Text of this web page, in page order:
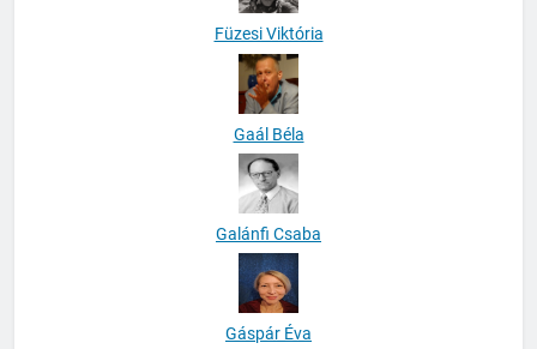
Füzesi Viktória
Gaál Béla
Galánfi Csaba
Gáspár Éva